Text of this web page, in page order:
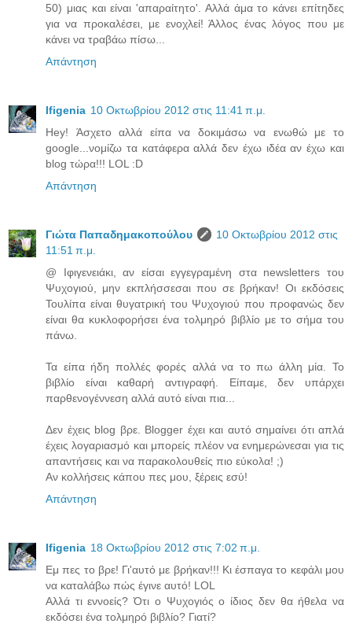
50) μιας και είναι 'απαραίτητο'. Αλλά άμα το κάνει επίτηδες
για να προκαλέσει, με ενοχλεί! Άλλος ένας λόγος που με
κάνει να τραβάω πίσω...
Απάντηση
Ifigenia 10 Οκτωβρίου 2012 στις 11:41 π.μ.
Hey! Άσχετο αλλά είπα να δοκιμάσω να ενωθώ με το
google...νομίζω τα κατάφερα αλλά δεν έχω ιδέα αν έχω και
blog τώρα!!! LOL :D
Απάντηση
Γιώτα Παπαδημακοπούλου
10 Οκτωβρίου 2012 στις
11:51 π.μ.
@ Ιφιγενειάκι, αν είσαι εγγεγραμένη στα newsletters του
Ψυχογιού, μην εκπλήσσεσαι που σε βρήκαν! Οι εκδόσεις
Τουλίπα είναι θυγατρική του Ψυχογιού που προφανώς δεν
είναι θα κυκλοφορήσει ένα τολμηρό βιβλίο με το σήμα του
πάνω.
Τα είπα ήδη πολλές φορές αλλά να το πω άλλη μία. Το
βιβλίο είναι καθαρή αντιγραφή. Είπαμε, δεν υπάρχει
παρθενογέννεση αλλά αυτό είναι πια...
Δεν έχεις blog βρε. Blogger έχει και αυτό σημαίνει ότι απλά
έχεις λογαριασμό και μπορείς πλέον να ενημερώνεσαι για τις
απαντήσεις και να παρακολουθείς πιο εύκολα! ;)
Αν κολλήσεις κάπου πες μου, ξέρεις εσύ!
Απάντηση
Ifigenia 18 Οκτωβρίου 2012 στις 7:02 π.μ.
Εμ πες το βρε! Γι'αυτό με βρήκαν!!! Κι έσπαγα το κεφάλι μου
να καταλάβω πώς έγινε αυτό! LOL
Αλλά τι εννοείς? Ότι ο Ψυχογιός ο ίδιος δεν θα ήθελα να
εκδόσει ένα τολμηρό βιβλίο? Γιατί?